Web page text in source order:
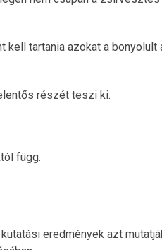
tartania azokat a
részét teszi ki.
függ.
eredmények azt